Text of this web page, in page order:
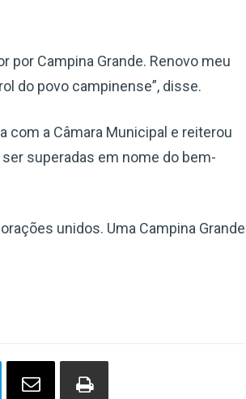
Campina Grande. Renovo meu
do povo campinense”, disse.
com a Câmara Municipal e reiterou
superadas em nome do bem-
unidos. Uma Campina Grande